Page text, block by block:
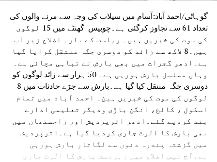
گوہاٹی/احمد آباد:آسام میں سیلاب کی وجہ سے مرنے والوں کی
تعداد 61 سے تجاوز کرگئی ہے۔چوبیس گھنٹے میں 15 لوگوں
کی موت کی خبریں ہیں۔ ریاست کے بارہ اضلاع زیر آب
ہیں۔8 لاکھ سے زائد کو دوسری جگہ منتقل کرایا گیا
ہے۔ادھر گجرات میں بھی بارش نے تباہی مچائی ہے۔
وہاں مسلسل بارش ہورہی ہے۔ 50 ہزار سے زائد لوگوں کو
دوسری جگہ منتقل کیا گیا ہے۔بارش سے جڑے حادثات میں 8
لوگوں کی موت کی خبریں ہین۔ احمد آباد میں تمام
اسکول ، کالج، آنگن باڑی ودیگر تعلیمی ادارے
بند کردیے گئے۔ادھر اترپردیش اور راجستھان میں
بھی بارش کا الرٹ جاری کردیا گیا ہے۔اترپردیش
میں گزشتہ پندرہ دنوں سے لگاتار بارش ہورہی
ہے،آج تیس اضلاع میں زبردست بارش کا الرٹ جاری